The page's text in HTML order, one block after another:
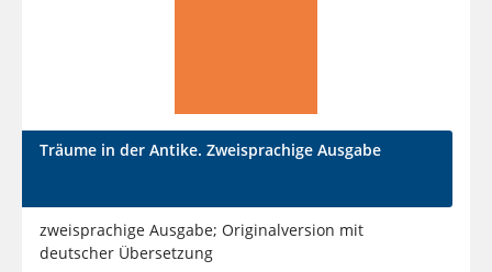
Träume in der Antike. Zweisprachige Ausgabe
zweisprachige Ausgabe; Originalversion mit
deutscher Übersetzung